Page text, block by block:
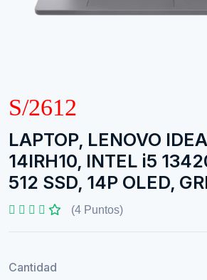
S/2612
LAPTOP, LENOVO
14IRH10, INTEL i5
512 SSD, 14P OLED,
(4 Puntos)
Cantidad